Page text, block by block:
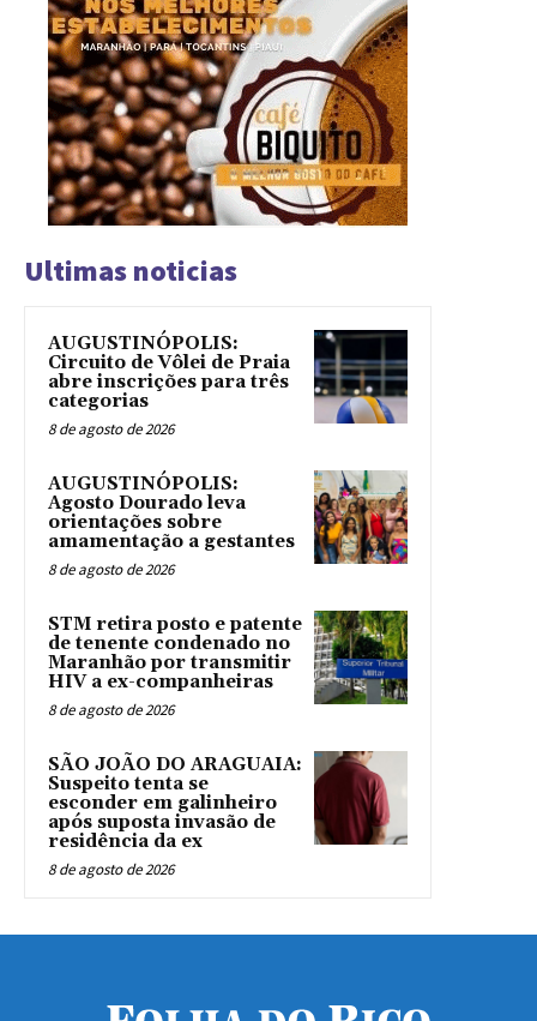
Ultimas noticias
AUGUSTINÓPOLIS:
Circuito de Vôlei de Praia
abre inscrições para três
categorias
8 de agosto de 2026
AUGUSTINÓPOLIS:
Agosto Dourado leva
orientações sobre
amamentação a gestantes
8 de agosto de 2026
STM retira posto e patente
de tenente condenado no
Maranhão por transmitir
HIV a ex-companheiras
8 de agosto de 2026
SÃO JOÃO DO ARAGUAIA:
Suspeito tenta se
esconder em galinheiro
após suposta invasão de
residência da ex
8 de agosto de 2026